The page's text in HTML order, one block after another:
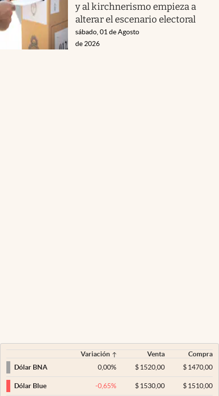
y al kirchnerismo empieza a
alterar el escenario electoral
sábado, 01 de Agosto
de 2026
Variación Venta
Compra
Dólar BNA
0,00% $ 1520,00 $1470,00
Dólar Blue -0,65% $ 1530,00 $1510,00